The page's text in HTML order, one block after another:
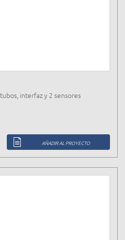
interfaz y 2 sensores
AÑADIR AL PROYECTO